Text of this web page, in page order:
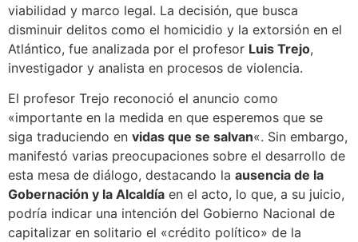
viabilidad y marco legal. La decisión, que busca
disminuir delitos como el homicidio y la extorsión en el
Atlántico, fue analizada por el profesor Luis Trejo,
investigador y analista en procesos de violencia.
El profesor Trejo reconoció el anuncio como
«importante en la medida en que esperemos que se
siga traduciendo en vidas que se salvan«. Sin embargo,
manifestó varias preocupaciones sobre el desarrollo de
esta mesa de diálogo, destacando la ausencia de la
Gobernación y la Alcaldía en el acto, lo que, a su juicio,
podría indicar una intención del Gobierno Nacional de
capitalizar en solitario el «crédito político» de la